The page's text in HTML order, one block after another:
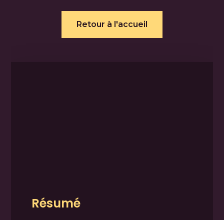
Retour à l'accueil
Résumé